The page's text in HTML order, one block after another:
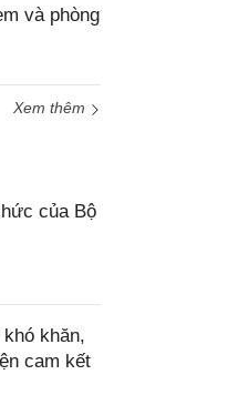
và phòng
Xem thêm
của Bộ
khăn,
cam kết